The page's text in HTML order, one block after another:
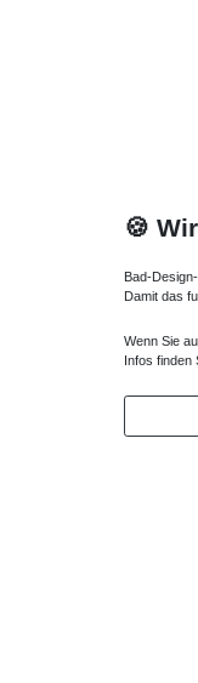
Duschtasse
363,30
🍪
Bad-
Damit das
Wenn Sie
Infos finden